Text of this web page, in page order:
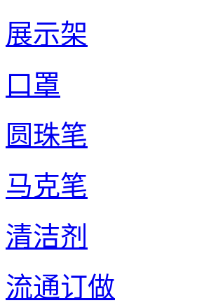
展示架
口罩
圆珠笔
马克笔
清洁剂
流通订做